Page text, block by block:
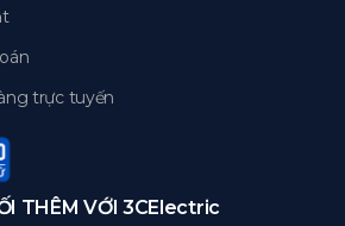
trực tuyến
THÊM VỚI 3CElectric